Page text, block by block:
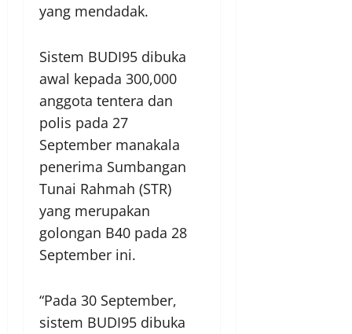
yang mendadak.
Sistem BUDI95 dibuka
awal kepada 300,000
anggota tentera dan
polis pada 27
September manakala
penerima Sumbangan
Tunai Rahmah (STR)
yang merupakan
golongan B40 pada 28
September ini.
“Pada 30 September,
sistem BUDI95 dibuka